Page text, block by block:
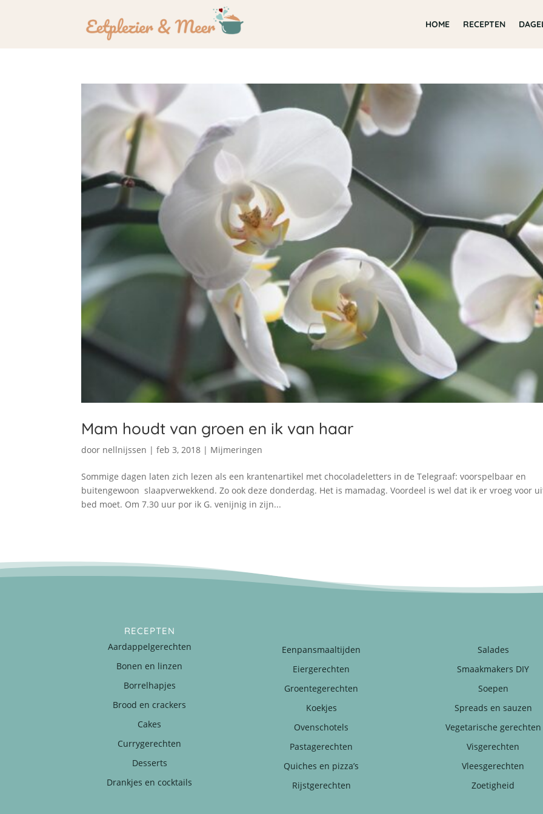
HOME RECEPTEN
Mam houdt van groen en ik van haar
door nellnijssen |feb 3, 2018 | Mijmeringen
Sommige dagen laten zich lezen als een krantenartikel met chocoladeletters in de Telegraaf: voorspelbaar en
buitengewoon slaapverwekkend. Zo ook deze donderdag. Het is mamadag. Voordeel is wel dat ik er vroeg voor
bed moet. Om 7.30 uur por ik G. venijnig in zijn...
RECEPTEN
Aardappelgerechten
Bonen en linzen
Borrelhapjes
Brood en crackers
Cakes
Currygerechten
Desserts
Drankjes en cocktails
Eenpansmaaltijden
Eiergerechten
Groentegerechten
Koekjes
Ovenschotels
Pastagerechten
Quiches en pizza’s
Rijstgerechten
Salades
Smaakmakers DIY
Soepen
Spreads en sauzen
Vegetarische gerechten
Visgerechten
Vleesgerechten
Zoetigheid